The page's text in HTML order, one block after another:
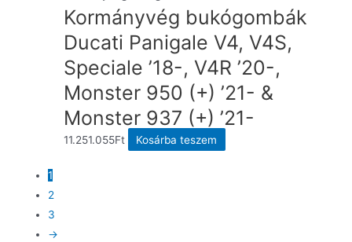
Kormányvég bukógombák
Ducati Panigale V4, V4S,
Speciale ’18-, V4R ’20-,
Monster 950 (+) ’21- &
Monster 937 (+) ’21-
11.251.055Ft Kosárba teszem
1
2
3
→